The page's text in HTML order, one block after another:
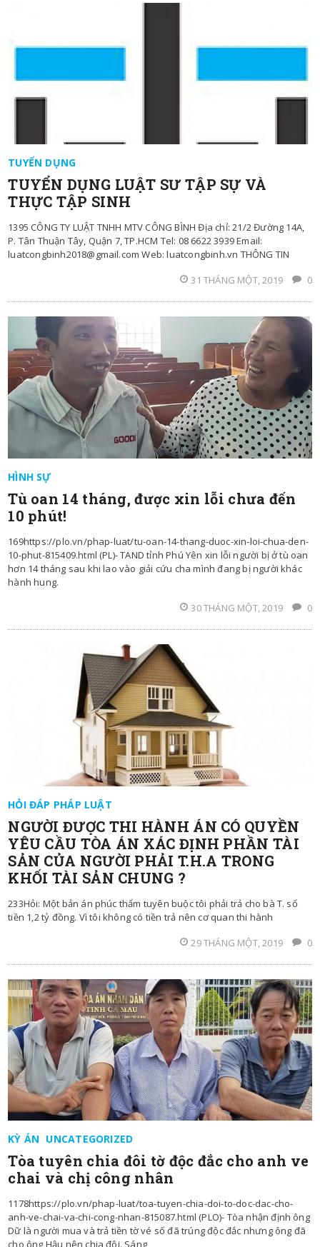
TUYỂN DỤNG
TUYỂN DỤNG LUẬT SƯ TẬP SỰ VÀ
THỰC TẬP SINH
1395 CÔNG TY LUẬT TNHH MTV CÔNG BÌNH Địa chỉ: 21/2 Đường 14A,
P. Tân Thuận Tây, Quận 7, TP.HCM Tel: 08 6622 3939 Email:
luatcongbinh2018@gmail.com Web: luatcongbinh.vn THÔNG TIN
31 THÁNG MỘT, 2019
0
HÌNH SỰ
Tù oan 14 tháng, được xin lỗi chưa đến
10 phút!
169https://plo.vn/phap-luat/tu-oan-14-thang-duoc-xin-loi-chua-den-
10-phut-815409.html (PL)- TAND tỉnh Phú Yên xin lỗi người bị ở tù oan
hơn 14 tháng sau khi lao vào giải cứu cha mình đang bị người khác
hành hung.
30 THÁNG MỘT, 2019
0
HỎI ĐÁP PHÁP LUẬT
NGƯỜI ĐƯỢC THI HÀNH ÁN CÓ QUYỀN
YÊU CẦU TÒA ÁN XÁC ĐỊNH PHẦN TÀI
SẢN CỦA NGƯỜI PHẢI T.H.A TRONG
KHỐI TÀI SẢN CHUNG ?
233Hỏi: Một bản án phúc thẩm tuyên buộc tôi phải trả cho bà T. số
tiền 1,2 tỷ đồng. Vì tôi không có tiền trả nên cơ quan thi hành
29 THÁNG MỘT, 2019
0
KỲ ÁN UNCATEGORIZED
Tòa tuyên chia đôi tờ độc đắc cho anh ve
chai và chị công nhân
1178https://plo.vn/phap-luat/toa-tuyen-chia-doi-to-doc-dac-cho-
anh-ve-chai-va-chi-cong-nhan-815087.html (PLO)- Tòa nhận định ông
Dữ là người mua và trả tiền tờ vé số đã trúng độc đắc nhưng ông đã
cho ông Hậu nên chia đôi. Sáng